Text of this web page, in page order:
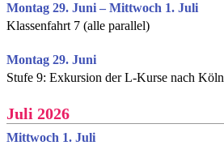
Montag 29. Juni – Mittwoch 1. Juli
Klassenfahrt 7 (alle parallel)
Montag 29. Juni
Stufe 9: Exkursion der L-Kurse nach Köln
Juli 2026
Mittwoch 1. Juli